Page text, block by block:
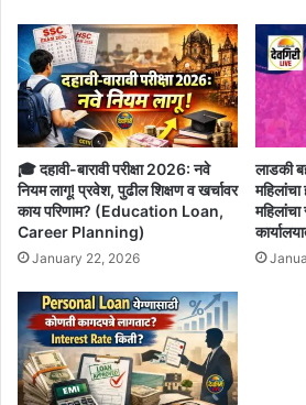
🎓 दहावी-बारावी परीक्षा 2026: नवे
नियम लागू! प्रवेश, पुढील शिक्षण व खर्चावर
काय परिणाम? (Education Loan,
Career Planning)
January 22, 2026
लाडकी